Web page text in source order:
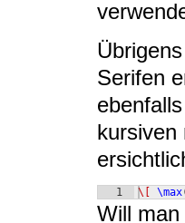
Serifen
kursiven
1 \[ \max
Will